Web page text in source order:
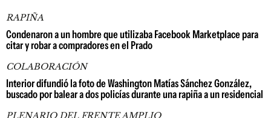
RAPIÑA
Condenaron a un hombre que utilizaba Facebook Marketplace para
citar y robar a compradores en el Prado
COLABORACIÓN
Interior difundió la foto de Washington Matías Sánchez González,
buscado por balear a dos policías durante una rapiña a un residencial
PLENARIO DEL FRENTE AMPLIO